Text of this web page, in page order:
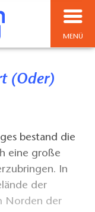
MENÜ
(Oder)
bestand die
eine große
In
der
Norden der